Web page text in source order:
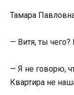
Тамара
— Витя, ты
— Я не говорю,
Квартира не